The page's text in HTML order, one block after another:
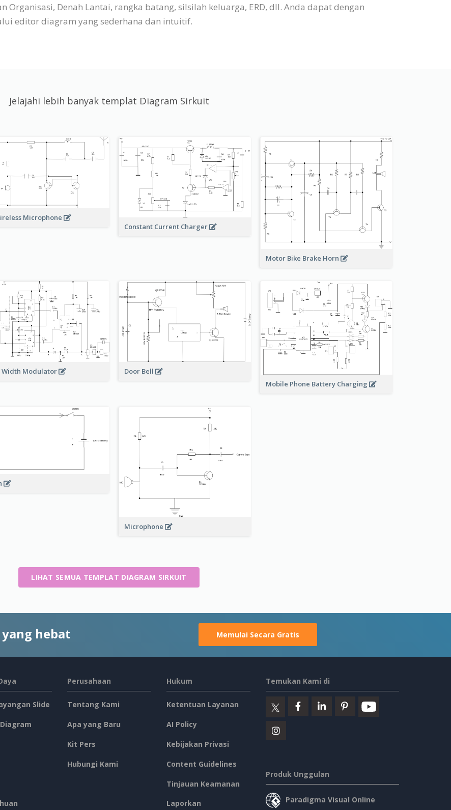
Organisasi, Denah Lantai, rangka batang, silsilah keluarga, ERD, dll. Anda dapat dengan
editor diagram yang sederhana dan intuitif.
Jelajahi lebih banyak templat Diagram Sirkuit
Microphone
Constant Current Charger
Motor Bike Brake Horn
Width Modulator
Door Bell
Mobile Phone Battery Charging
Microphone
LIHAT SEMUA TEMPLAT DIAGRAM SIRKUIT
hebat Memulai Secara Gratis
Slide
Perusahaan
Tentang Kami
Apa yang Baru
Kit Pers
Hubungi Kami
Hukum
Ketentuan Layanan
AI Policy
Kebijakan Privasi
Content Guidelines
Tinjauan Keamanan
Laporkan
Temukan Kami di
Produk Unggulan
Paradigma Visual Online